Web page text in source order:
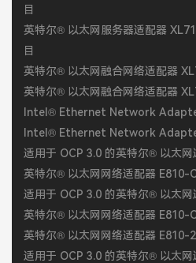
目
英特尔® 以太网服务器适配器
目
英特尔® 以太网融合网络适配器
英特尔® 以太网融合网络适配器
Intel® Ethernet Network
Intel® Ethernet Network
适用于 OCP 3.0 的英特尔® 以太网
英特尔® 以太网网络适配器 E810-
适用于 OCP 3.0 的英特尔® 以太
英特尔® 以太网网络适配器 E810-
英特尔® 以太网网络适配器 E810-
适用于 OCP 3.0 的英特尔® 以太